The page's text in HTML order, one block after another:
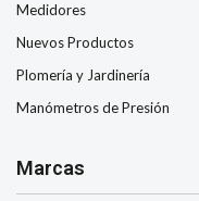
Medidores
Nuevos Productos
Plomería y Jardinería
Manómetros de Presión
Marcas